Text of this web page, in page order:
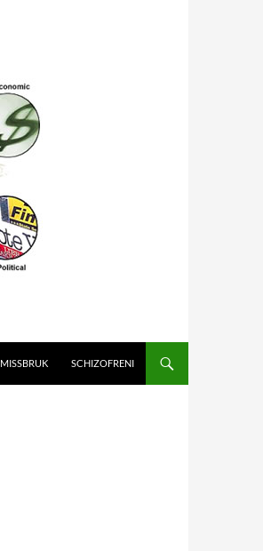
MISSBRUK SCHIZOFRENI